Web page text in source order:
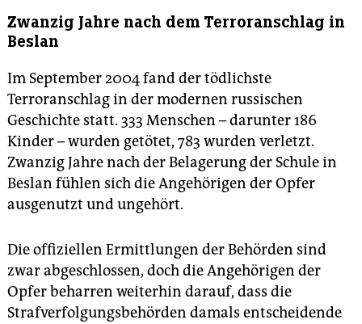
Zwanzig Jahre nach dem Terroranschlag in
Beslan
Im September 2004 fand der tödlichste
Terroranschlag in der modernen russischen
Geschichte statt. 333 Menschen – darunter 186
Kinder – wurden getötet, 783 wurden verletzt.
Zwanzig Jahre nach der Belagerung der Schule in
Beslan fühlen sich die Angehörigen der Opfer
ausgenutzt und ungehört.
Die offiziellen Ermittlungen der Behörden sind
zwar abgeschlossen, doch die Angehörigen der
Opfer beharren weiterhin darauf, dass die
Strafverfolgungsbehörden damals entscheidende